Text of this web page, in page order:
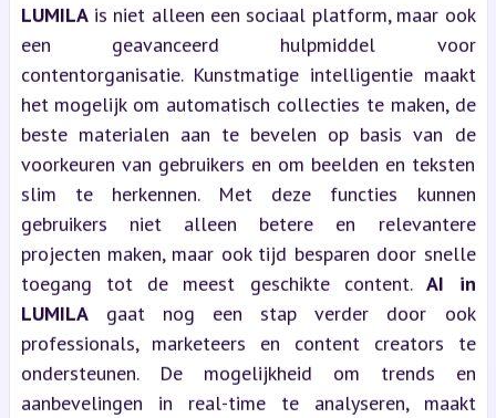
LUMILAis niet alleen een sociaal platform, maar ook
een geavanceerd hulpmiddel voor
contentorganisatie. Kunstmatige intelligentie maakt
het mogelijk om automatisch collecties te maken, de
beste materialen aan te bevelen op basis van de
voorkeuren van gebruikers en om beelden en teksten
slim te herkennen. Met deze functies kunnen
gebruikers niet alleen betere en relevantere
projecten maken, maar ook tijd besparen door snelle
toegang tot de meest geschikte content.AI in
LUMILAgaat nog een stap verder door ook
professionals, marketeers en content creators te
ondersteunen. De mogelijkheid om trends en
aanbevelingen in real-time te analyseren, maakt